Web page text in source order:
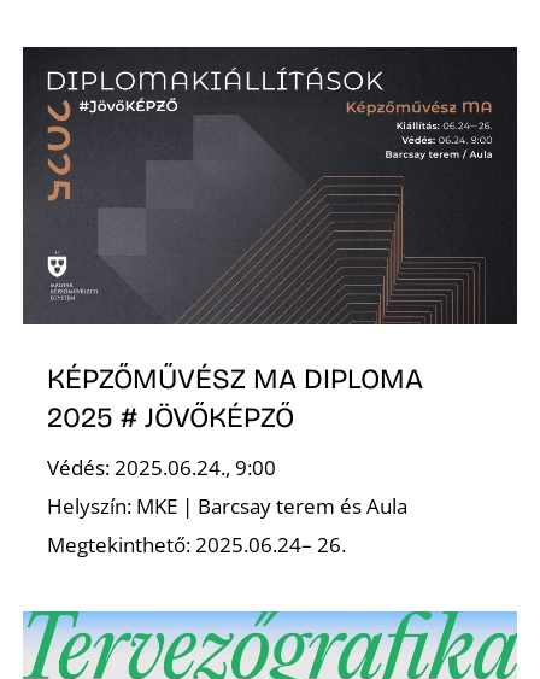
KÉPZŐMŰVÉSZ MA DIPLOMA
2025 # JÖVŐKÉPZŐ
Védés: 2025.06.24., 9:00
Helyszín: MKE | Barcsay terem és Aula
Megtekinthető: 2025.06.24– 26.